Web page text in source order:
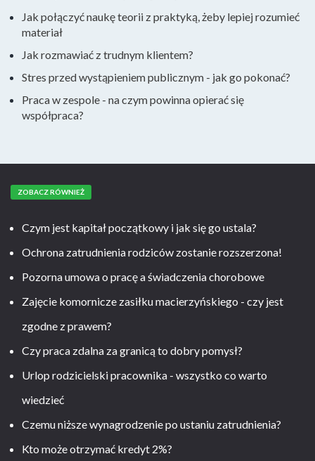
Jak połączyć naukę teorii z praktyką, żeby lepiej rozumieć
materiał
Jak rozmawiać z trudnym klientem?
Stres przed wystąpieniem publicznym - jak go pokonać?
Praca w zespole - na czym powinna opierać się
współpraca?
ZOBACZ RÓWNIEŻ
Czym jest kapitał początkowy i jak się go ustala?
Ochrona zatrudnienia rodziców zostanie rozszerzona!
Pozorna umowa o pracę a świadczenia chorobowe
Zajęcie komornicze zasiłku macierzyńskiego - czy jest
zgodne z prawem?
Czy praca zdalna za granicą to dobry pomysł?
Urlop rodzicielski pracownika - wszystko co warto
wiedzieć
Czemu niższe wynagrodzenie po ustaniu zatrudnienia?
Kto może otrzymać kredyt 2%?